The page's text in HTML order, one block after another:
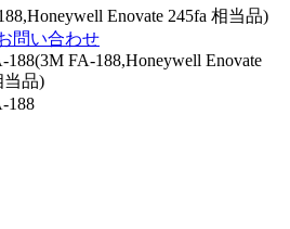
問い合わせ
188(3M FA-188,Honeywell Enovate
当品)
188